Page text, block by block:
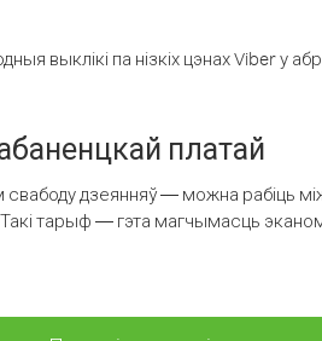
выклікі па нізкіх цэнах Viber у
платай
дзеянняў — можна рабіць
тарыф — гэта магчымасць